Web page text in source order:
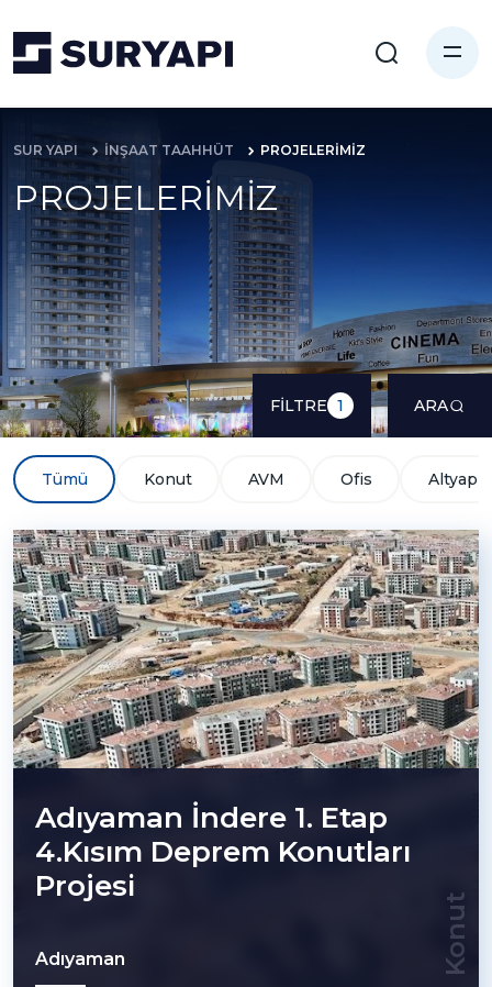
SUR YAPI İNŞAAT TAAHHÜT PROJELERİMİZ
PROJELERİMİZ
FİLTRE 1 ARA
Tümü Konut AVM Ofis Altyapı
Konut
Adıyaman İndere 1. Etap
4.Kısım Deprem Konutları
Projesi
Adıyaman